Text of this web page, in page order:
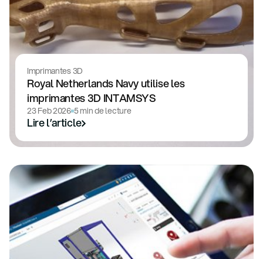
Imprimantes 3D
Royal Netherlands Navy utilise les
imprimantes 3D INTAMSYS
23 Feb 2026 5 min de lecture
Lire l’article